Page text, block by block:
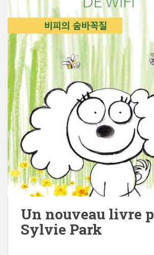
Un nouveau livre
Sylvie Park